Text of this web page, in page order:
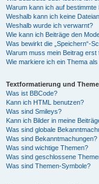
Warum kann ich auf
Weshalb kann ich keine
Weshalb wurde ich verwarnt?
Wie kann ich Beiträge den
Was bewirkt die „Speichern“-
Warum muss mein Beitrag erst
Wie markiere ich ein Thema als
Textformatierung und
Was ist BBCode?
Kann ich HTML benutzen?
Was sind Smileys?
Kann ich Bilder in meine
Was sind globale
Was sind Bekanntmachungen?
Was sind wichtige Themen?
Was sind geschlossene
Was sind Themen-Symbole?